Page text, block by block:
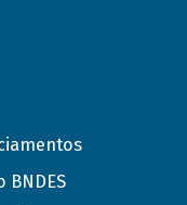
BNDES